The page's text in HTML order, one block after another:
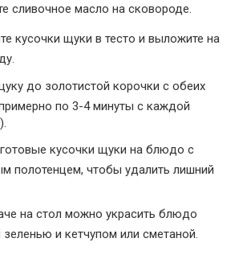
сливочное масло на сковороде.
кусочки щуки в тесто и выложите на
до золотистой корочки с обеих
по 3-4 минуты с каждой
кусочки щуки на блюдо с
полотенцем, чтобы удалить лишний
на стол можно украсить блюдо
и кетчупом или сметаной.